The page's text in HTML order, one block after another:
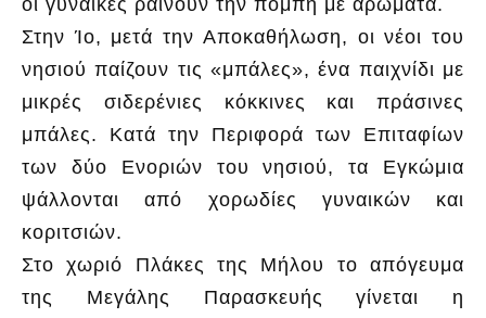
Στην Ίο, μετά την Αποκαθήλωση, οι νέοι του
νησιού παίζουν τις «μπάλες», ένα παιχνίδι με
μικρές σιδερένιες κόκκινες και πράσινες
μπάλες. Κατά την Περιφορά των Επιταφίων
των δύο Ενοριών του νησιού, τα Εγκώμια
ψάλλονται από χορωδίες γυναικών και
κοριτσιών.
Στο χωριό Πλάκες της Μήλου το απόγευμα
της Μεγάλης Παρασκευής γίνεται η